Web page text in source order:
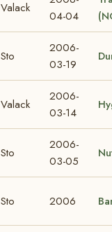
Valack
04-04
Sto
2006-
03-19
Valack
2006-
03-14
Sto
2006-
03-05
Sto 2006